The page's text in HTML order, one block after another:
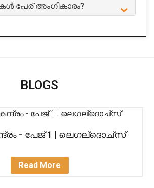
പേര് അംഗീകാരം?
BLOGS
- പേജ് 1 | ലെഗല്ദൊച്സ്
Read More